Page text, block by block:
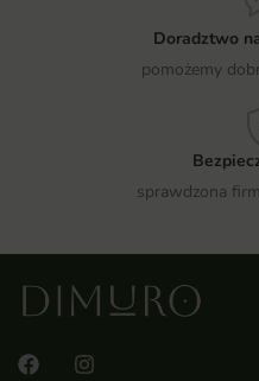
Doradztwo
pomożemy
sprawdzona